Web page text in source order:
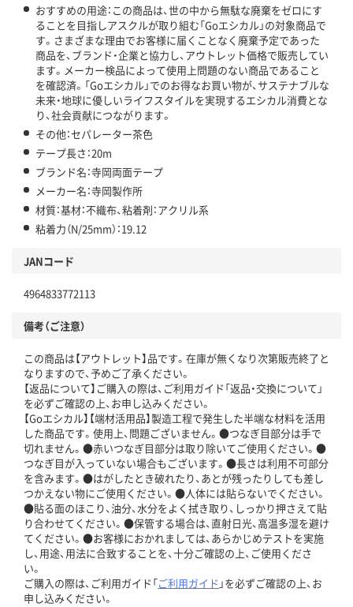
おすすめの用途：この商品は、世の中から無駄な廃棄をゼロにす
ることを目指しアスクルが取り組む「Goエシカル」の対象商品で
す。さまざまな理由でお客様に届くことなく廃棄予定であった
商品を、ブランド・企業と協力し、アウトレット価格で販売してい
ます。メーカー検品によって使用上問題のない商品であること
を確認済。「Goエシカル」でのお得なお買い物が、サステナブルな
未来・地球に優しいライフスタイルを実現するエシカル消費とな
り、社会貢献につながります。
その他：セパレーター茶色
テープ長さ：20m
ブランド名：寺岡両面テープ
メーカー名：寺岡製作所
材質：基材：不織布、粘着剤：アクリル系
粘着力（N/25mm）：19.12
JANコード
4964833772113
備考（ご注意）
この商品は【アウトレット】品です。在庫が無くなり次第販売終了と
なりますので、予めご了承ください。
【返品について】ご購入の際は、ご利用ガイド「返品・交換について」
を必ずご確認の上、お申し込みください。
【Goエシカル】【端材活用品】製造工程で発生した半端な材料を活用
した商品です。使用上、問題ございません。●つなぎ目部分は手で
切れません。●赤いつなぎ目部分は取り除いてご使用ください。●
つなぎ目が入っていない場合もございます。●長さは利用不可部分
を含みます。●はがしたとき破れたり、あとが残ったりしても差し
つかえない物にご使用ください。●人体には貼らないでください。
●貼る面のほこり、油分、水分をよく拭き取り、しっかり押さえて貼
り合わせてください。●保管する場合は、直射日光、高温多湿を避け
てください。●お客様におかれましては、あらかじめテストを実施
し、用途、用法に合致することを、十分ご確認の上、ご使用くださ
い。
ご購入の際は、ご利用ガイド「ご利用ガイド 」を必ずご確認の上、お
申し込みください。